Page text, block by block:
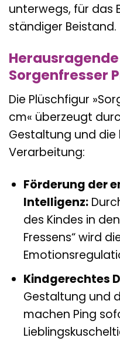
unterwegs, für das
ständiger Beistand.
Sorgenfresser
Die Plüschfigur
cm« überzeugt
Gestaltung und
Verarbeitung:
Förderung der
Intelligenz:
des Kindes in
Fressens“ wird
Kindgerechtes
Gestaltung und
machen Ping